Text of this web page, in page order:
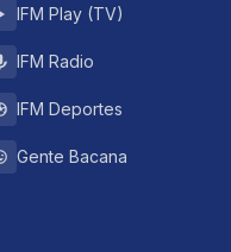
IFM Play (TV)
IFM Radio
IFM Deportes
Gente Bacana